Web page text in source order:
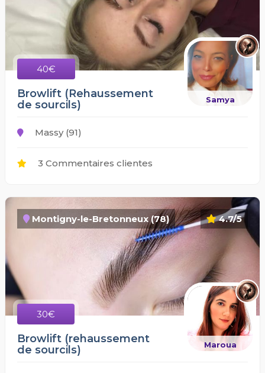
40€
Samya
Browlift (Rehaussement
de sourcils)
Massy (91)
3 Commentaires clientes
4.7/5
Montigny-le-Bretonneux (78)
30€
Maroua
Browlift (rehaussement
de sourcils)